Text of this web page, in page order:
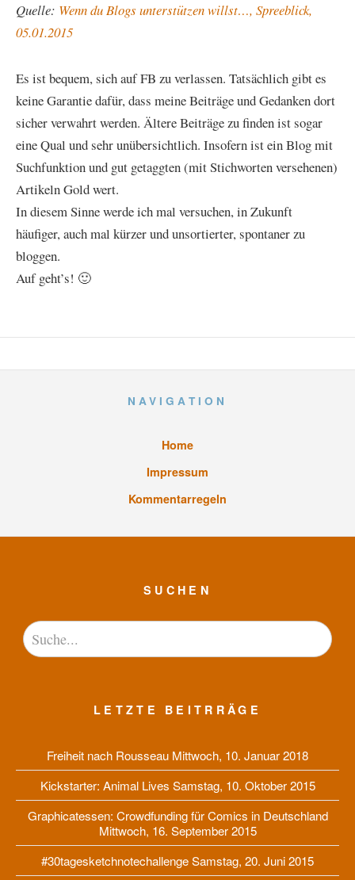
Quelle: Wenn du Blogs unterstützen willst…, Spreeblick,
05.01.2015
Es ist bequem, sich auf FB zu verlassen. Tatsächlich gibt es
keine Garantie dafür, dass meine Beiträge und Gedanken dort
sicher verwahrt werden. Ältere Beiträge zu finden ist sogar
eine Qual und sehr unübersichtlich. Insofern ist ein Blog mit
Suchfunktion und gut getaggten (mit Stichworten versehenen)
Artikeln Gold wert.
In diesem Sinne werde ich mal versuchen, in Zukunft
häufiger, auch mal kürzer und unsortierter, spontaner zu
bloggen.
Auf geht’s! 🙂
NAVIGATION
Home
Impressum
Kommentarregeln
SUCHEN
LETZTE BEITRRÄGE
Freiheit nach Rousseau Mittwoch, 10. Januar 2018
Kickstarter: Animal Lives Samstag, 10. Oktober 2015
Graphicatessen: Crowdfunding für Comics in Deutschland
Mittwoch, 16. September 2015
#30tagesketchnotechallengeSamstag, 20. Juni 2015